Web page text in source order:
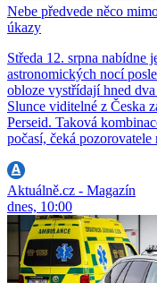
Nebe předvede něco
úkazy
Středa 12. srpna nabídne
astronomických nocí
obloze vystřídají hned
Slunce viditelné z Česka
Perseid. Taková
počasí, čeká pozorovatele
Aktuálně.cz - Magazín
dnes, 10:00